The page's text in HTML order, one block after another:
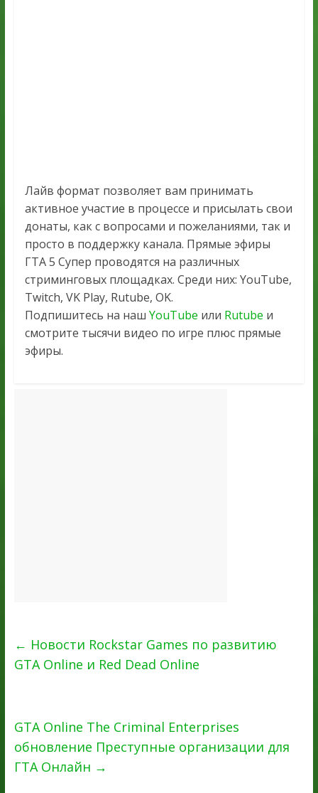
Лайв формат позволяет вам принимать
активное участие в процессе и присылать свои
донаты, как с вопросами и пожеланиями, так и
просто в поддержку канала. Прямые эфиры
ГТА 5 Супер проводятся на различных
стриминговых площадках. Среди них: YouTube,
Twitch, VK Play, Rutube, OK.
Подпишитесь на наш YouTube или Rutube и
смотрите тысячи видео по игре плюс прямые
эфиры.
← Новости Rockstar Games по развитию
GTA Online и Red Dead Online
GTA Online The Criminal Enterprises
обновление Преступные организации для
ГТА Онлайн →